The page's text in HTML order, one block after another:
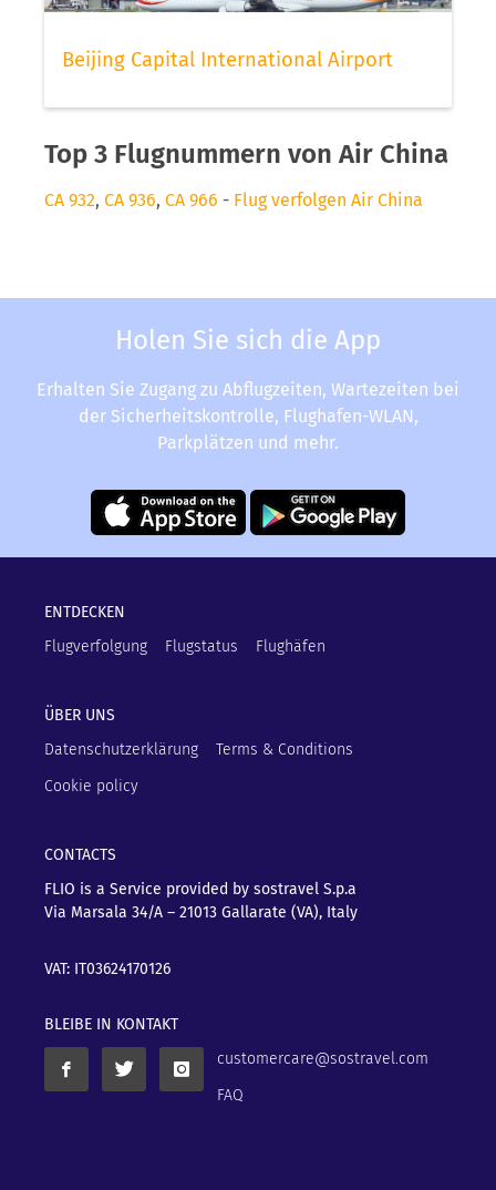
Beijing Capital International Airport
Top 3 Flugnummern von Air China
CA 932, CA 936, CA 966 - Flug verfolgen Air China
Holen Sie sich die App
Erhalten Sie Zugang zu Abflugzeiten, Wartezeiten bei
der Sicherheitskontrolle, Flughafen-WLAN,
Parkplätzen und mehr.
ENTDECKEN
Flugverfolgung
Flugstatus Flughäfen
ÜBER UNS
Datenschutzerklärung
Terms & Conditions
Cookie policy
CONTACTS
FLIO is a Service provided by sostravel S.p.a
Via Marsala 34/A – 21013 Gallarate (VA), Italy
VAT: IT03624170126
BLEIBE IN KONTAKT
customercare@sostravel.com
FAQ